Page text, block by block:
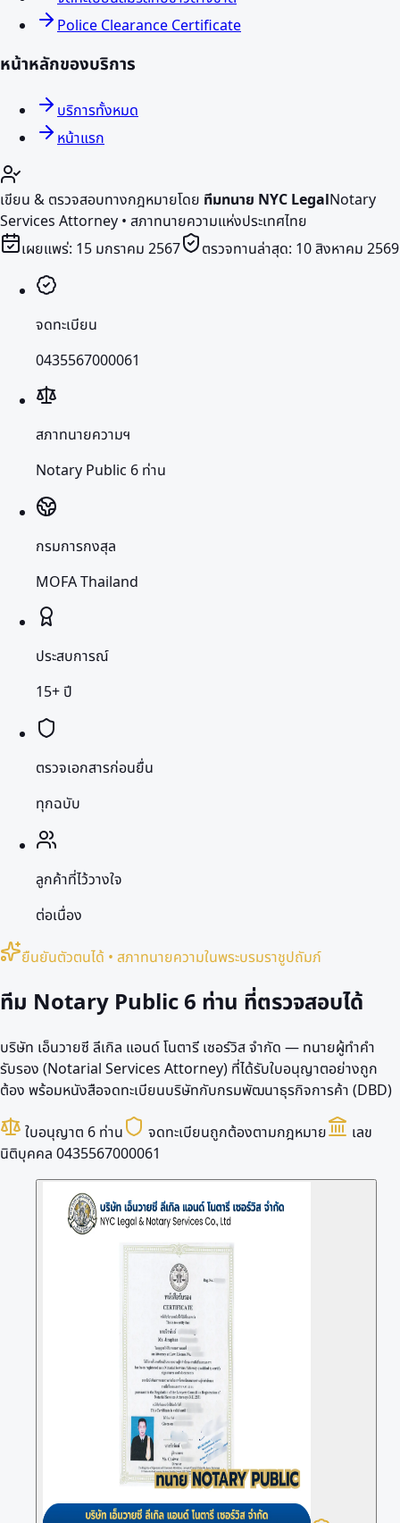
Police Clearance Certificate
หน้าหลักของบริการ
บริการทั้งหมด
หน้าแรก
เขียน & ตรวจสอบทางกฎหมายโดย ทีมทนาย NYC LegalNotary
Services Attorney • สภาทนายความแห่งประเทศไทย
เผยแพร่: 15 มกราคม 2567 ตรวจทานล่าสุด: 10 สิงหาคม 2569
จดทะเบียน
0435567000061
สภาทนายความฯ
Notary Public 6 ท่าน
กรมการกงสุล
MOFA Thailand
ประสบการณ์
15+ ปี
ตรวจเอกสารก่อนยื่น
ทุกฉบับ
ลูกค้าที่ไว้วางใจ
ต่อเนื่อง
ยืนยันตัวตนได้ • สภาทนายความในพระบรมราชูปถัมภ์
ทีม Notary Public6 ท่าน ที่ตรวจสอบได้
บริษัท เอ็นวายซี ลีเกิล แอนด์ โนตารี เซอร์วิส จำกัด — ทนายผู้ทำคำ
รับรอง (Notarial Services Attorney) ที่ได้รับใบอนุญาตอย่างถูก
ต้อง พร้อมหนังสือจดทะเบียนบริษัทกับกรมพัฒนาธุรกิจการค้า (DBD)
ใบอนุญาต 6 ท่าน จดทะเบียนถูกต้องตามกฎหมาย
เลข
นิติบุคคล 0435567000061